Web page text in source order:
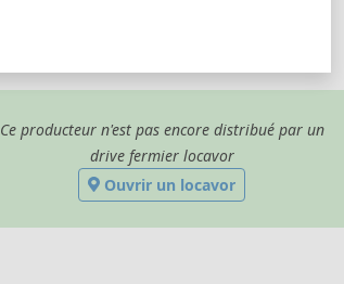
Ce producteur n'est pas encore distribué par un
drive fermier locavor
Ouvrir un locavor